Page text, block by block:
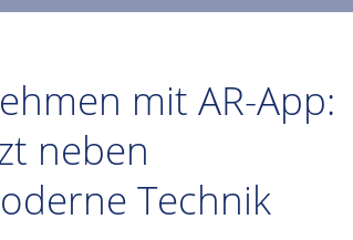
mit AR-App:
neben
Technik